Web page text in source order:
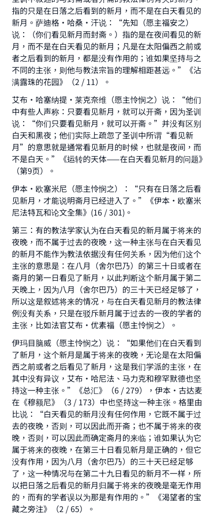
指的只是在日落之后看到的新月，而不是在白天看见的
新月。萨迪格•哈桑•汗说：“先知（愿主福安之）
说：（你们看见新月而封斋。）指的是在夜间看见的新
月，而不是在白天看见的新月；凡是在太阳偏西之前或
者之后看到的新月，都是没有作用的；谁如果坚持与之
不同的主张，则他与教法宗旨的理解相距甚远。”《沾
满露珠的花园》（2 / 11）。
艾布•哈塞纳提•莱克奈维（愿主怜悯之）说：“他们
中有些人声称：只要看见新月，就可以开斋，因为圣训
说：“你们只要看见新月，就可以开斋。”并没有区别
白天和黑夜；他们实际上疏忽了圣训中所谓“看见新
月”的意思就是通常看见新月的时候，也就是夜间，而
不是白天。”《运转的天体——在白天看见新月的问题》
（第9页）。
伊本•欧塞米尼（愿主怜悯之）：“只有在日落之后看
见新月，才能说明斋月已经进入了。”《伊本•欧塞米
尼法特瓦和论文全集》(16 / 301)。
第三：有的教法学家认为在白天看见的新月属于将来的
夜晚，而不属于过去的夜晚，这一种主张与在白天看见
的新月不能作为教法依据没有任何关系，因为他们这个
主张的意思是：在八月（舍尔巴乃）的第三十日或者在
斋月的第一日看见了新月，以此判断这个新月属于第二
天晚上，因为八月（舍尔巴乃）的三十天已经足够了，
所以这是叙述将来的情况，与在白天看见新月的教法律
例没有关系，只是在驳斥新月属于过去的一夜的学者的
主张，比如法官艾布·优素福（愿主怜悯之）。
伊玛目脑威（愿主怜悯之）说：“如果他们在白天看到
了新月，这个新月是属于将来的夜晚，无论是在太阳偏
西之前或者之后看见了新月，这是我们学派的主张，在
其中没有异议，艾布•哈尼法、马力克和穆罕默德也坚
持这一种主张。”《总汇》（6 / 279），伊本•古达麦
在《穆额尼》（3 / 173）中也坚持这一种主张。格里由
比说：“白天看见的新月没有任何作用，它既不属于过
去的夜晚，否则，可以因此而开斋；也不属于将来的夜
晚，否则，可以因此而确定斋月的来临；谁如果认为它
属于将来的夜晚，在第三十日看见新月是正确的，但它
没有作用，因为八月（舍尔巴乃）的三十天已经足够
了，这一种情况与在第二十九日看见的新月不一样，所
以把日落之后看见的新月归属于将来的夜晚是毫无作用
的，而有的学者误以为那是有作用的。”《渴望者的宝
藏之旁注》（2 / 65）。
with your contribution today
Your support is crucial for our mission.
The Prophet (ﷺ) said:
"A person who leads others to doing what is good
will earn the same reward as those who do it."
(MUSLIM, 1893)
Support IslamQA